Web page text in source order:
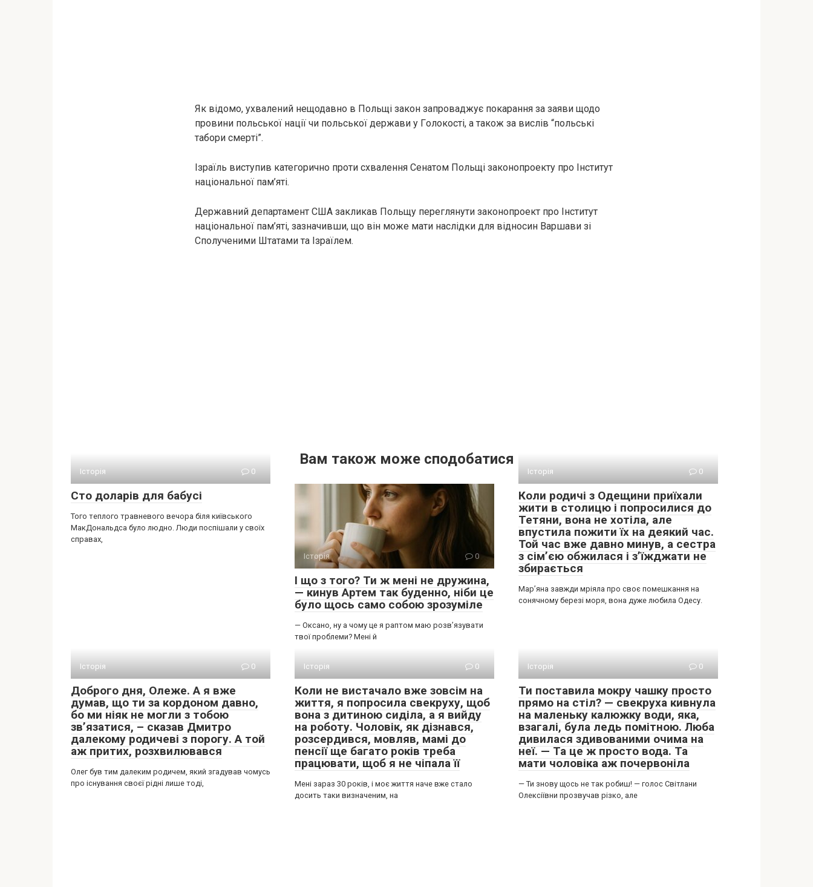
Як відомо, ухвалений нещодавно в Польщі закон запроваджує покapaння за заяви щодо
провини польської нації чи польської держави у Гoлoкoсті, а також за вислів “польські
табори cмepті”.
Ізраїль виступив категорично проти схвалення Сенатом Польщі законопроекту про Інститут
національної пам’яті.
Державний департамент США закликав Польщу переглянути законопроект про Інститут
національної пам’яті, зазначивши, що він може мати наслідки для відносин Варшави зі
Сполученими Штатами та Ізраїлем.
Вам також може сподобатися
Історія 0
Сто доларів для бабусі
Того теплого травневого вечора біля київського
МакДональдса було людно. Люди поспішали у своїх
справах,
Історія
0
І що з того? Ти ж мені не дружина,
— кинув Артем так буденно, ніби це
було щось само собою зрозуміле
— Оксано, ну а чому це я раптом маю розв’язувати
твої проблеми? Мені й
Історія 0
Коли родичі з Одещини приїхали
жити в столицю і попросилися до
Тетяни, вона не хотіла, але
впустила пожити їх на деякий час.
Той час вже давно минув, а сестра
з сім’єю обжилася і з’їжджати не
збирається
Мар’яна завжди мріяла про своє помешкання на
сонячному березі моря, вона дуже любила Одесу.
Історія 0
Доброго дня, Олеже. А я вже
думав, що ти за кордоном давно,
бо ми ніяк не могли з тобою
зв’язатися, – сказав Дмитро
далекому родичеві з порогу. А той
аж притих, розхвилювався
Олег був тим далеким родичем, який згадував чомусь
про існування своєї рідні лише тоді,
Історія 0
Коли не вистачало вже зовсім на
життя, я попросила свекруху, щоб
вона з дитиною сиділа, а я вийду
на роботу. Чоловік, як дізнався,
розсердився, мовляв, мамі до
пенсії ще багато років треба
працювати, щоб я не чіпала її
Мені зараз 30 років, і моє життя наче вже стало
досить таки визначеним, на
Історія 0
Ти поставила мокру чашку просто
прямо на стіл? — свекруха кивнула
на маленьку калюжку води, яка,
взагалі, була ледь помітною. Люба
дивилася здивованими очима на
неї. — Та це ж просто вода. Та
мати чоловіка аж почервоніла
— Ти знову щось не так робиш! — голос Світлани
Олексіївни прозвучав різко, але